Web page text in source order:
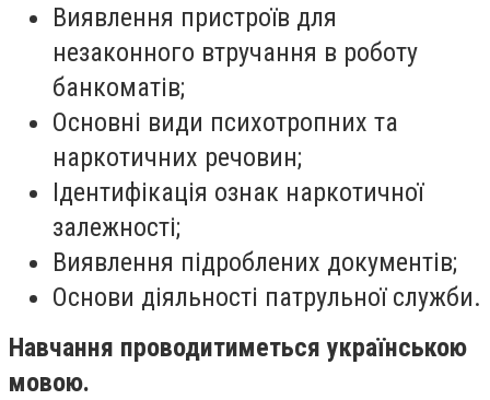
Виявлення пристроїв для
незаконного втручання в роботу
банкоматів;
Основні види психотропних та
наркотичних речовин;
Ідентифікація ознак наркотичної
залежності;
Виявлення підроблених документів;
Основи діяльності патрульної служби.
Навчання проводитиметься українською
мовою.